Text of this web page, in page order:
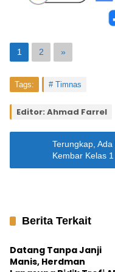
1 2 »
Tags: Timnas
Editor: Ahmad Farrel
Terungkap,
Kembar Kelas
Berita Terkait
Hot News
Datang Tanpa Janji
Manis, Herdman